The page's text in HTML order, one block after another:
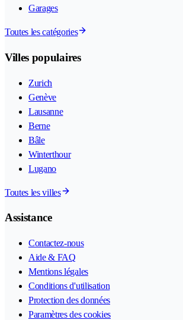
Garages
Toutes les catégories
Villes populaires
Zurich
Genève
Lausanne
Berne
Bâle
Winterthour
Lugano
Toutes les villes
Assistance
Contactez-nous
Aide & FAQ
Mentions légales
Conditions d'utilisation
Protection des données
Paramètres des cookies